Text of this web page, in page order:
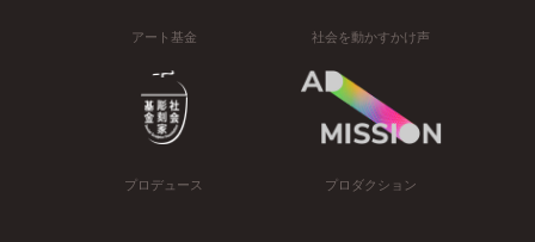
アート基金 社会を動かすかけ声
プロデュース プロダクション